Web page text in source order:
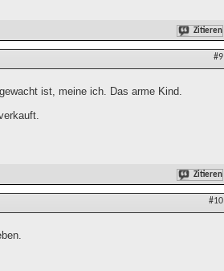
Zitieren
#9
ist, meine ich. Das arme Kind.
Zitieren
#10